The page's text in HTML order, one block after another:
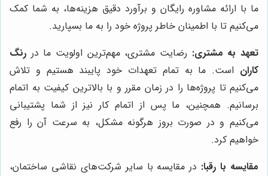
ما با ارائه مشاوره رایگان و برآورد دقیق هزینه‌ها، به شما کمک
می‌کنیم تا با اطمینان خاطر پروژه خود را به ما بسپارید.
تعهد به مشتری: رضایت مشتری، مهم‌ترین اولویت ما در رنگ
کاران است. ما به تمام تعهدات خود پایبند هستیم و تلاش
می‌کنیم تا پروژه‌ها را در زمان مقرر و با بالاترین کیفیت به اتمام
برسانیم. همچنین، ما پس از اتمام کار نیز از شما پشتیبانی
می‌کنیم و در صورت بروز هرگونه مشکل، به سرعت آن را رفع
خواهیم کرد.
مقایسه با رقبا: در مقایسه با سایر شرکت‌های نقاشی ساختمان،